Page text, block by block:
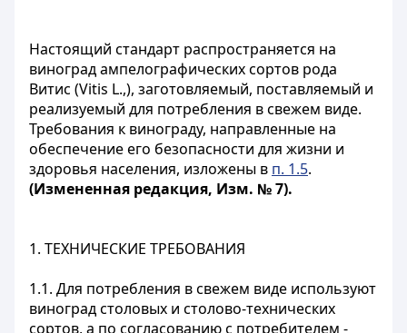
Настоящий стандарт распространяется на
виноград ампелографических сортов рода
Витис (Vitis L.,), заготовляемый, поставляемый и
реализуемый для потребления в свежем виде.
Требования к винограду, направленные на
обеспечение его безопасности для жизни и
здоровья населения, изложены в п. 1.5.
(Измененная редакция, Изм. № 7).
1. ТЕХНИЧЕСКИЕ ТРЕБОВАНИЯ
1.1. Для потребления в свежем виде используют
виноград столовых и столово-технических
сортов, а по согласованию с потребителем -